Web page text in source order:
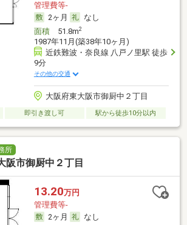
管理費等-
2ヶ月
なし
面積51.8m2
1987年11月(築38年10ヶ月)
近鉄難波・奈良線 八戸ノ里駅 徒歩
9分
その他の交通
大阪府東大阪市御厨中２丁目
即引き渡し可 駅から徒歩10分以内
所
阪市御厨中２丁目
13.20万円
管理費等-
2ヶ月
なし